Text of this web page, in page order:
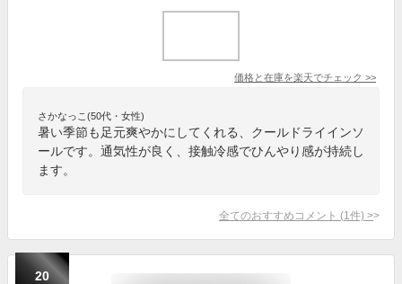
価格と在庫を楽天でチェック >>
さかなっこ(50代・女性)
暑い季節も足元爽やかにしてくれる、クールドライインソ
ールです。通気性が良く、接触冷感でひんやり感が持続し
ます。
全てのおすすめコメント (1 件) >
20